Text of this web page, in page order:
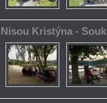
Nisou Kristýna -